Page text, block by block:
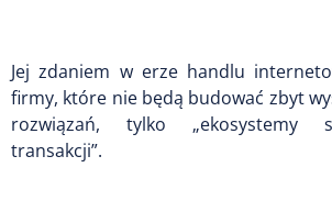
Jej zdaniem w erze handlu
firmy, które nie będą budować zbyt
rozwiązań, tylko „ekosystemy
transakcji”.